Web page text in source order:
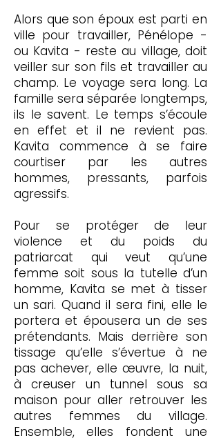
Alors que son époux est parti en
ville pour travailler, Pénélope -
ou Kavita - reste au village, doit
veiller sur son fils et travailler au
champ. Le voyage sera long. La
famille sera séparée longtemps,
ils le savent. Le temps s’écoule
en effet et il ne revient pas.
Kavita commence à se faire
courtiser par les autres
hommes, pressants, parfois
agressifs.
Pour se protéger de leur
violence et du poids du
patriarcat qui veut qu’une
femme soit sous la tutelle d’un
homme, Kavita se met à tisser
un sari. Quand il sera fini, elle le
portera et épousera un de ses
prétendants. Mais derrière son
tissage qu’elle s’évertue à ne
pas achever, elle œuvre, la nuit,
à creuser un tunnel sous sa
maison pour aller retrouver les
autres femmes du village.
Ensemble, elles fondent une